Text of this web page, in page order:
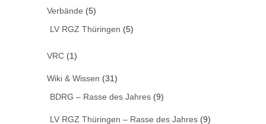
Verbände (5)
LV RGZ Thüringen (5)
VRC (1)
Wiki & Wissen (31)
BDRG – Rasse des Jahres (9)
LV RGZ Thüringen – Rasse des Jahres (9)